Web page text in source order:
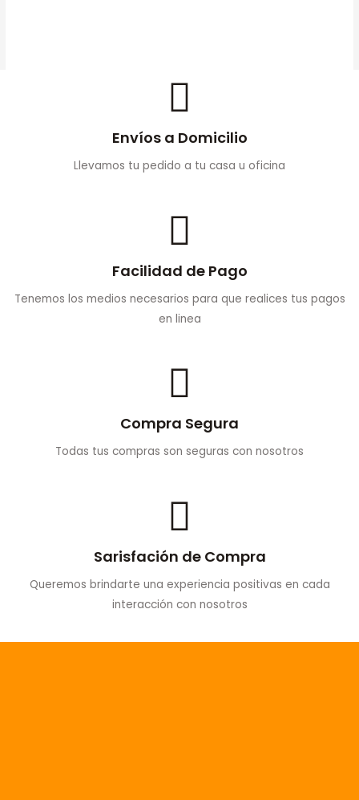
Envíos a Domicilio
Llevamos tu pedido a tu casa u oficina
Facilidad de Pago
Tenemos los medios necesarios para que realices tus pagos
en linea
Compra Segura
Todas tus compras son seguras con nosotros
Sarisfación de Compra
Queremos brindarte una experiencia positivas en cada
interacción con nosotros